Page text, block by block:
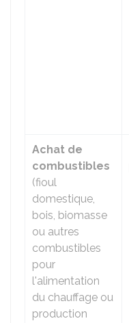
Achat de
combustibles
(fioul
domestique,
bois, biomasse
ou autres
combustibles
pour
l'alimentation
du chauffage ou
production